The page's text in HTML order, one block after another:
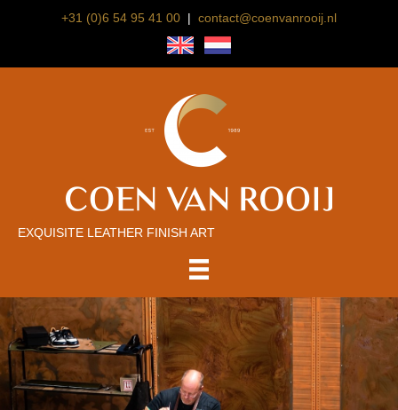
+31 (0)6 54 95 41 00 | contact@coenvanrooij.nl
EXQUISITE LEATHER FINISH ART